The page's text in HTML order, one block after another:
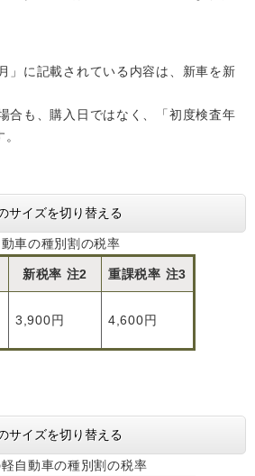
」に記載されている内容は、新車を新
合も、購入日ではなく、「初度検査年
サイズを切り替える
車の種別割の税率
新税率 注2 重課税率 注3
3,900円 4,600円
サイズを切り替える
自動車の種別割の税率